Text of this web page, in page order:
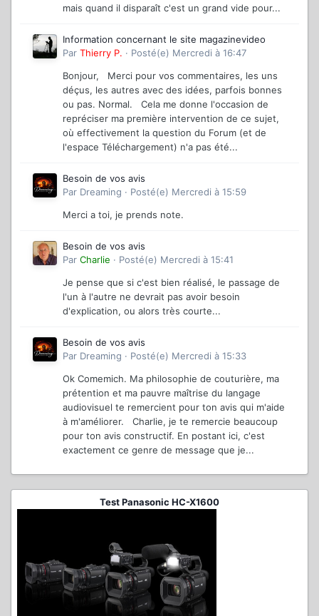
mais quand il disparaît c'est un grand vide pour...
Information concernant le site magazinevideo
Par Thierry P. · Posté(e) Mercredi à 16:47
Bonjour, Merci pour vos commentaires, les uns
déçus, les autres avec des idées, parfois bonnes
ou pas. Normal. Cela me donne l'occasion de
repréciser ma première intervention de ce sujet,
où effectivement la question du Forum (et de
l'espace Téléchargement) n'a pas été...
Besoin de vos avis
Par Dreaming · Posté(e) Mercredi à 15:59
Merci a toi, je prends note.
Besoin de vos avis
Par Charlie · Posté(e) Mercredi à 15:41
Je pense que si c'est bien réalisé, le passage de
l'un à l'autre ne devrait pas avoir besoin
d'explication, ou alors très courte...
Besoin de vos avis
Par Dreaming · Posté(e) Mercredi à 15:33
Ok Comemich. Ma philosophie de couturière, ma
prétention et ma pauvre maîtrise du langage
audiovisuel te remercient pour ton avis qui m'aide
à m'améliorer. Charlie, je te remercie beaucoup
pour ton avis constructif. En postant ici, c'est
exactement ce genre de message que je...
Test Panasonic HC-X1600